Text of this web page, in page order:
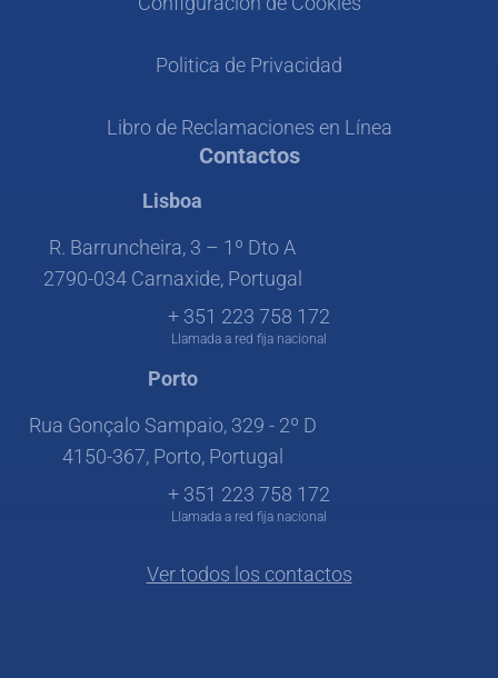
Politica de Privacidad
Libro de Reclamaciones en Línea
Contactos
Lisboa
R. Barruncheira, 3 – 1º Dto A
2790-034 Carnaxide, Portugal
+ 351 223 758 172
Llamada a red fija nacional
Porto
Rua Gonçalo Sampaio, 329 - 2º D
4150-367, Porto, Portugal
+ 351 223 758 172
Llamada a red fija nacional
Ver todos los contactos